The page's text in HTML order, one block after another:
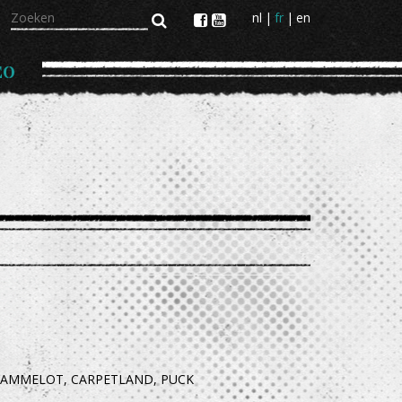
Zoeken nl fr en
CARPETLAND, PUCK